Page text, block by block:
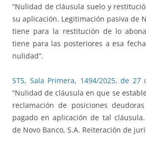
“Nulidad de cláusula suelo y
su aplicación. Legitimación pasiva de
tiene para la restitución de lo
tiene para las posteriores a esa
nulidad”.
STS, Sala Primera, 1494/2025, de
“Nulidad de cláusula en que se
reclamación de posiciones
pagado en aplicación de tal
de Novo Banco, S.A. Reiteración de